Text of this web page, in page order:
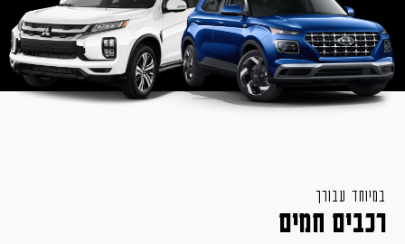
במיוחד עבורך
רכבים חמים